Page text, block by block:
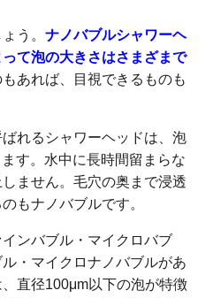
う。 ナノバブルシャワーヘ
て泡の大きさはさまざまで
あれば、目視できるものも
れるシャワーヘッドは、泡
す。水中に長時間留まらな
ません。毛穴の奥まで浸透
もナノバブルです。
ンバブル・マイクロバブ
・マイクロナノバブルがあ
直径100μm以下の泡が特徴